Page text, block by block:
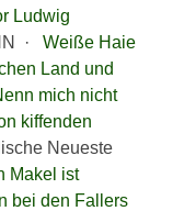
Ludwig
·
Weiße Haie
Land und
mich nicht
kiffenden
Neueste
Makel ist
bei den Fallers